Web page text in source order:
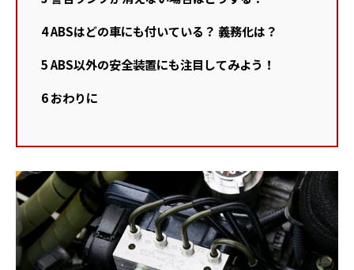
4ABSはどの車にも付いている？ 義務化は？
5ABS以外の安全装置にも注目してみよう！
6おわりに